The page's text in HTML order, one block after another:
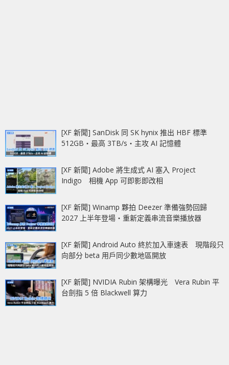
[XF 新聞] SanDisk 同 SK hynix 推出 HBF 標準
512GB‧最高 3TB/s‧主攻 AI 記憶體
[XF 新聞] Adobe 將生成式 AI 塞入 Project
Indigo 相機 App 可即影即改相
[XF 新聞] Winamp 夥拍 Deezer 準備強勢回歸
2027 上半年登場‧重新定義串流音樂播放器
[XF 新聞] Android Auto 終於加入車速表 現階段只
向部分 beta 用戶同少數地區開放
[XF 新聞] NVIDIA Rubin 架構曝光 Vera Rubin 平
台劍指 5 倍 Blackwell 算力